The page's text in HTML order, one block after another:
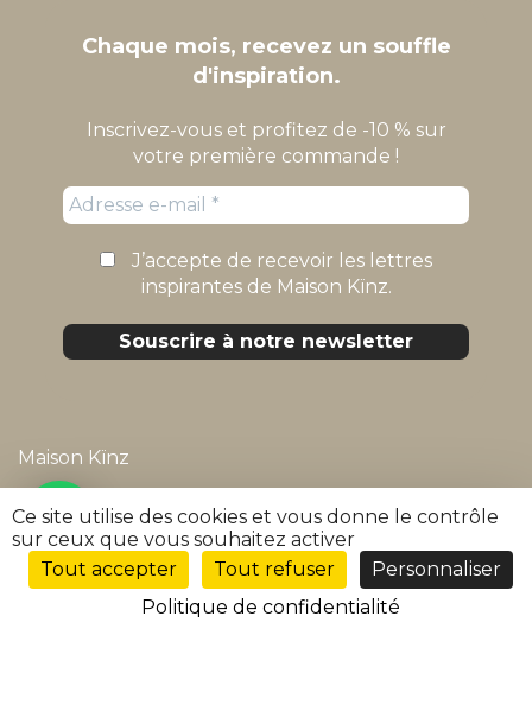
Chaque mois, recevez un souffle
d'inspiration.
Inscrivez-vous et profitez de -10 % sur
votre première commande !
J’accepte de recevoir les lettres
inspirantes de Maison Kïnz.
Maison Kïnz
Mentions légales
Politique de confidentialité
Conditions générales de vente
FR
Ce site utilise des cookies et vous donne le contrôle
sur ceux que vous souhaitez activer
Tout accepter
Tout refuser
Personnaliser
Politique de confidentialité